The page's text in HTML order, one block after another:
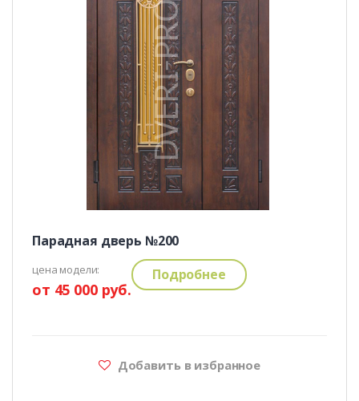
Парадная дверь №200
цена модели:
от 45 000 руб.
Подробнее
Добавить в избранное